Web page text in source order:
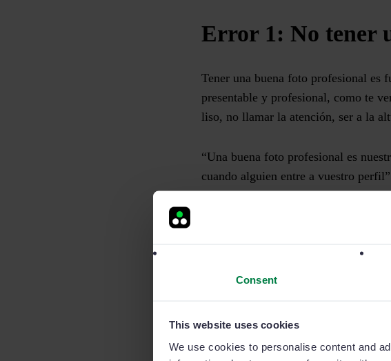
Consent
This website uses cookies
We use cookies to personalise content and
Error 1: No tener
Tener una buena foto profesional es
presentable y profesional, como te
liso, no llamar la atención, ser a la
“Una buena foto profesional es
cuando alguien entre a vuestro
fotografía es un gran escaparate
proyectar tu propuesta de valor única
y atraerá más la atención de los